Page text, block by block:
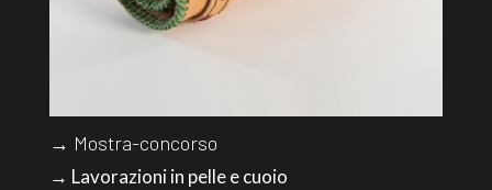
→ Mostra-concorso
→ Lavorazioni in pelle e cuoio